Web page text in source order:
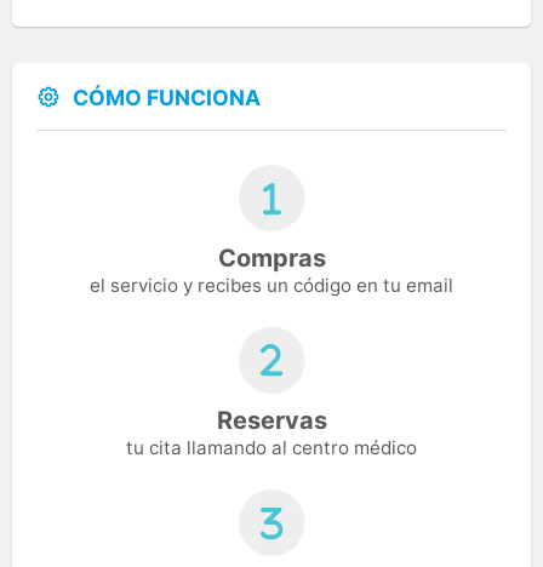
CÓMO FUNCIONA
Compras
el servicio y recibes un código en tu email
Reservas
tu cita llamando al centro médico